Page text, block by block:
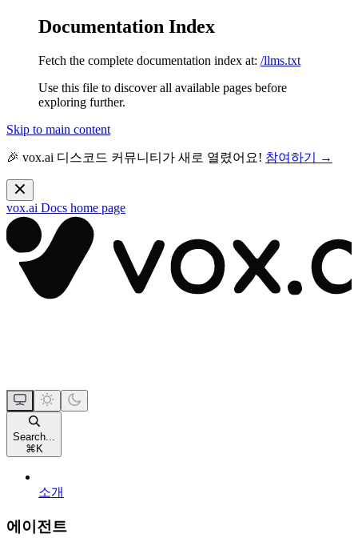
Documentation Index
Fetch the complete documentation index at: /llms.txt
Use this file to discover all available pages before
exploring further.
Skip to main content
🎉 vox.ai 디스코드 커뮤니티가 새로 열렸어요! 참여하기 →
vox.ai Docs home page
Search...
⌘ K
소개
에이전트